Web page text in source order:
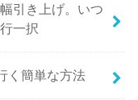
引き上げ。いつ
一択
く簡単な方法